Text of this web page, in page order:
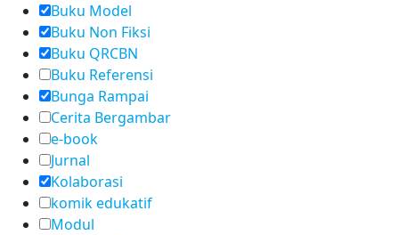
Buku Model
Buku Non Fiksi
Buku QRCBN
Buku Referensi
Bunga Rampai
Cerita Bergambar
e-book
Jurnal
Kolaborasi
komik edukatif
Modul